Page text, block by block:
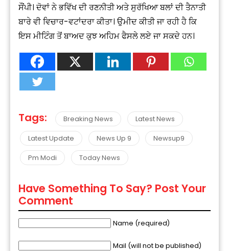
ਸੌਂਪੀ। ਦੋਵਾਂ ਨੇ ਭਵਿੱਖ ਦੀ ਰਣਨੀਤੀ ਅਤੇ ਸੁਰੱਖਿਆ ਬਲਾਂ ਦੀ ਤੈਨਾਤੀ
ਬਾਰੇ ਵੀ ਵਿਚਾਰ-ਵਟਾਂਦਰਾ ਕੀਤਾ। ਉਮੀਦ ਕੀਤੀ ਜਾ ਰਹੀ ਹੈ ਕਿ
ਇਸ ਮੀਟਿੰਗ ਤੋਂ ਬਾਅਦ ਕੁਝ ਅਹਿਮ ਫੈਸਲੇ ਲਏ ਜਾ ਸਕਦੇ ਹਨ।
Tags: Breaking News
Latest News
Latest Update
News Up 9
Newsup9
Pm Modi
Today News
Have Something To Say? Post Your
Comment
Name (required)
Mail (will not be published)